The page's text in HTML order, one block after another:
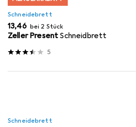
Schneidebrett
EUR
13,46 bei 2 Stück
Zeller Present Schneidbrett
5
Schneidebrett